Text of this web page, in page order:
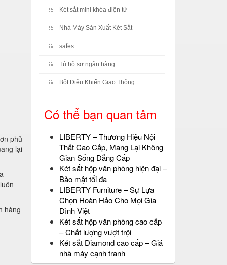
phủ
lại
hàng
Két sắt mini khóa điện tử
Nhà Máy Sản Xuất Két Sắt
safes
Tủ hồ sơ ngân hàng
Bốt Điều Khiển Giao Thông
Có thể bạn quan tâm
LIBERTY – Thương Hiệu Nội
Thất Cao Cấp, Mang Lại Không
Gian Sống Đẳng Cấp
Két sắt hộp văn phòng hiện đại –
Bảo mật tối đa
LIBERTY Furniture – Sự Lựa
Chọn Hoàn Hảo Cho Mọi Gia
Đình Việt
Két sắt hộp văn phòng cao cấp
– Chất lượng vượt trội
Két sắt Diamond cao cấp – Giá
nhà máy cạnh tranh